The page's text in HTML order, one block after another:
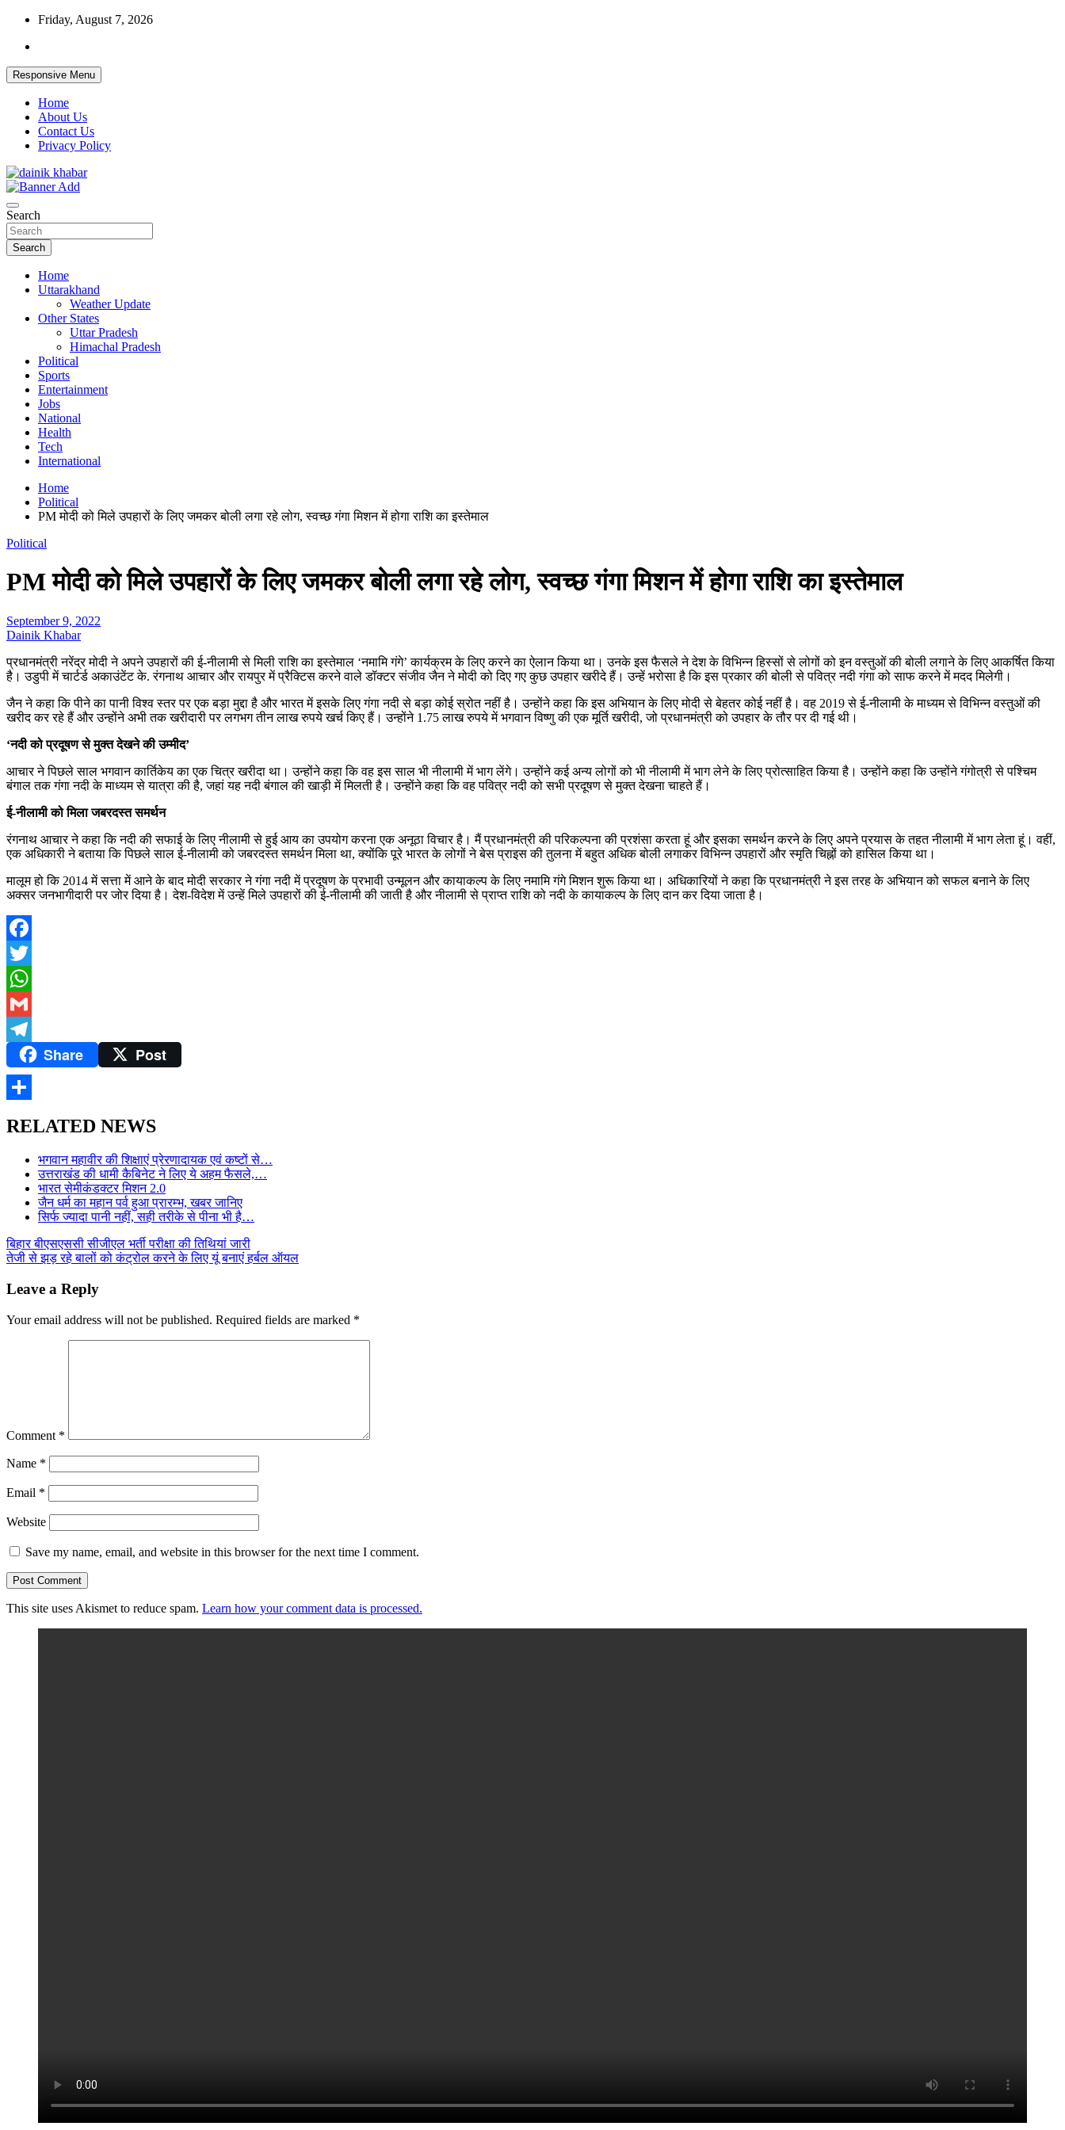
Skip
content
Friday, August 7, 2026
Responsive Menu
Home
About Us
Contact Us
Privacy Policy
Dainikkhabar.in – Uttarakhand Daily Hindi News Website
Search
Search
Home
Uttarakhand
Weather Update
Other States
Uttar Pradesh
Himachal Pradesh
Political
Sports
Entertainment
Jobs
National
Health
Tech
International
Home
Political
PM मोदी को मिले उपहारों के लिए जमकर बोली लगा रहे लोग, स्वच्छ गंगा मिशन में होगा राशि का इस्तेमाल
Political
PM मोदी को मिले उपहारों के लिए जमकर बोली लगा रहे लोग, स्वच्छ गंगा मिशन में होगा राशि का इस्तेमाल
September 9, 2022
Dainik Khabar
प्रधानमंत्री नरेंद्र मोदी ने अपने उपहारों की ई-नीलामी से मिली राशि का इस्तेमाल ‘नमामि गंगे’ कार्यक्रम के लिए करने का ऐलान किया था। उनके इस फैसले ने देश के विभिन्न हिस्सों से लोगों को इन वस्तुओं की बोली लगाने के लिए आकर्षित किया
है। उडुपी में चार्टर्ड अकाउंटेंट के. रंगनाथ आचार और रायपुर में प्रैक्टिस करने वाले डॉक्टर संजीव जैन ने मोदी को दिए गए कुछ उपहार खरीदे हैं। उन्हें भरोसा है कि इस प्रकार की बोली से पवित्र नदी गंगा को साफ करने में मदद मिलेगी।
जैन ने कहा कि पीने का पानी विश्व स्तर पर एक बड़ा मुद्दा है और भारत में इसके लिए गंगा नदी से बड़ा कोई स्रोत नहीं है। उन्होंने कहा कि इस अभियान के लिए मोदी से बेहतर कोई नहीं है। वह 2019 से ई-नीलामी के माध्यम से विभिन्न वस्तुओं की
खरीद कर रहे हैं और उन्होंने अभी तक खरीदारी पर लगभग तीन लाख रुपये खर्च किए हैं। उन्होंने 1.75 लाख रुपये में भगवान विष्णु की एक मूर्ति खरीदी, जो प्रधानमंत्री को उपहार के तौर पर दी गई थी।
‘नदी को प्रदूषण से मुक्त देखने की उम्मीद’
आचार ने पिछले साल भगवान कार्तिकेय का एक चित्र खरीदा था। उन्होंने कहा कि वह इस साल भी नीलामी में भाग लेंगे। उन्होंने कई अन्य लोगों को भी नीलामी में भाग लेने के लिए प्रोत्साहित किया है। उन्होंने कहा कि उन्होंने गंगोत्री से पश्चिम
बंगाल तक गंगा नदी के माध्यम से यात्रा की है, जहां यह नदी बंगाल की खाड़ी में मिलती है। उन्होंने कहा कि वह पवित्र नदी को सभी प्रदूषण से मुक्त देखना चाहते हैं।
ई-नीलामी को मिला जबरदस्त समर्थन
रंगनाथ आचार ने कहा कि नदी की सफाई के लिए नीलामी से हुई आय का उपयोग करना एक अनूठा विचार है। मैं प्रधानमंत्री की परिकल्पना की प्रशंसा करता हूं और इसका समर्थन करने के लिए अपने प्रयास के तहत नीलामी में भाग लेता हूं। वहीं,
एक अधिकारी ने बताया कि पिछले साल ई-नीलामी को जबरदस्त समर्थन मिला था, क्योंकि पूरे भारत के लोगों ने बेस प्राइस की तुलना में बहुत अधिक बोली लगाकर विभिन्न उपहारों और स्मृति चिह्नों को हासिल किया था।
मालूम हो कि 2014 में सत्ता में आने के बाद मोदी सरकार ने गंगा नदी में प्रदूषण के प्रभावी उन्मूलन और कायाकल्प के लिए नमामि गंगे मिशन शुरू किया था। अधिकारियों ने कहा कि प्रधानमंत्री ने इस तरह के अभियान को सफल बनाने के लिए
अक्सर जनभागीदारी पर जोर दिया है। देश-विदेश में उन्हें मिले उपहारों की ई-नीलामी की जाती है और नीलामी से प्राप्त राशि को नदी के कायाकल्प के लिए दान कर दिया जाता है।
Facebook
Twitter
WhatsApp
Gmail
TelegramShare Post
RELATED NEWS
भगवान महावीर की शिक्षाएं प्रेरणादायक एवं कष्टों से…
उत्तराखंड की धामी कैबिनेट ने लिए ये अहम फैसले,…
भारत सेमीकंडक्टर मिशन 2.0
जैन धर्म का महान पर्व हुआ प्रारम्भ, खबर जानिए
सिर्फ ज्यादा पानी नहीं, सही तरीके से पीना भी है…
Post
navigation
बिहार बीएसएससी सीजीएल भर्ती परीक्षा की तिथियां जारी
तेजी से झड़ रहे बालों को कंट्रोल करने के लिए यूं बनाएं हर्बल ऑयल
Leave a Reply
Your email address will not be published. Required fields are marked *
Comment *
Name *
Email *
Website
Save my name, email, and website in this browser for the next time I comment.
This site uses Akismet to reduce spam. Learn how your comment data is processed.